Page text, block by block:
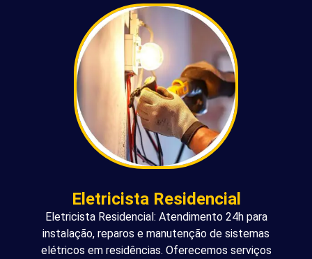
Eletricista Residencial
Eletricista Residencial: Atendimento 24h para
instalação, reparos e manutenção de sistemas
elétricos em residências. Oferecemos serviços